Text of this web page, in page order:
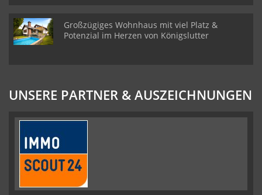
Großzügiges Wohnhaus mit viel Platz &
Potenzial im Herzen von Königslutter
UNSERE PARTNER & AUSZEICHNUNGEN